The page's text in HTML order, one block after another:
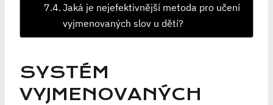
Jaká je nejefektivnější metoda pro učení
vyjmenovaných slov u dětí?
SYSTÉM
VYJMENOVANÝCH